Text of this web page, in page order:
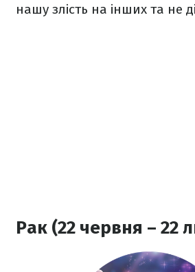
нашу злість на інших та не
Рак (22 червня – 22